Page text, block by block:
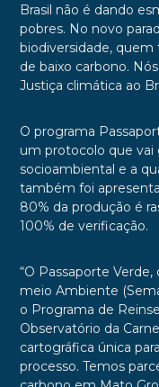
Brasil não é dando
pobres. No novo
biodiversidade,
de baixo carbono.
Justiça climática ao
O programa
um protocolo que vai
socioambiental e a
também foi
80% da produção é
100% de verificação.
“O Passaporte
meio Ambiente
o Programa de
Observatório da
cartográfica única
processo. Temos